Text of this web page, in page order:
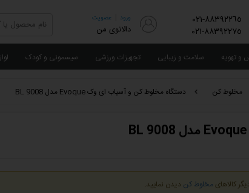
٨٨٣٩٢٢٦٥-٠٢١
٨٨٣٩٢٢٧٥-٠٢١
ورود عضویت
دالانوی من
و تهویه سلامت و زیبایی تجهیزات ورزشی سیسمونی و کودک
مخلوط کن دستگاه مخلوط کن و آسیاب ای وک Evoque مدل BL 9008
کالاهای مخلوط کن دیدن نمایید.